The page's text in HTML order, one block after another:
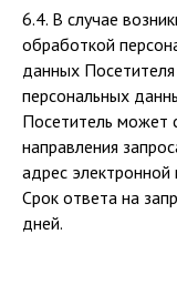
6.4. В случае
обработкой
данных Посетителя
персональных
Посетитель может
направления
адрес электронной
Срок ответа на
дней.